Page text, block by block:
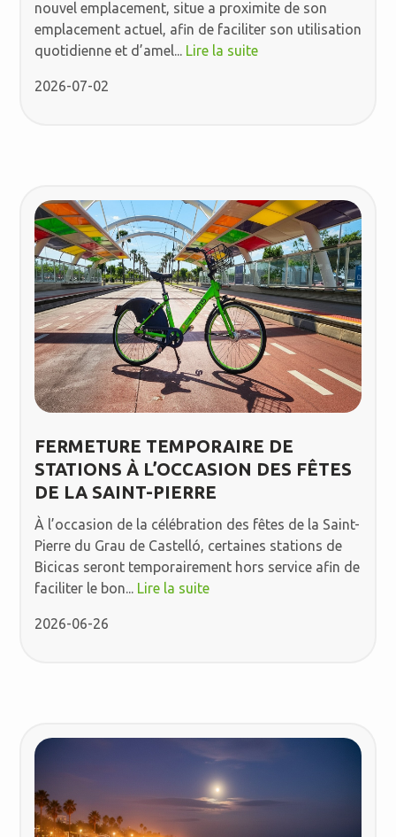
nouvel emplacement, situe a proximite de son
emplacement actuel, afin de faciliter son utilisation
quotidienne et d’amel... Lire la suite
2026-07-02
FERMETURE TEMPORAIRE DE
STATIONS À L’OCCASION DES FÊTES
DE LA SAINT-PIERRE
À l’occasion de la célébration des fêtes de la Saint-
Pierre du Grau de Castelló, certaines stations de
Bicicas seront temporairement hors service afin de
faciliter le bon... Lire la suite
2026-06-26